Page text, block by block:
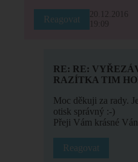
Reagovat
20.12.2016
19:09
RE: RE:
RAZÍTKA TIM
Moc děkuji za rady.
otisk správný :-)
Přeji Vám krásné
Reagovat